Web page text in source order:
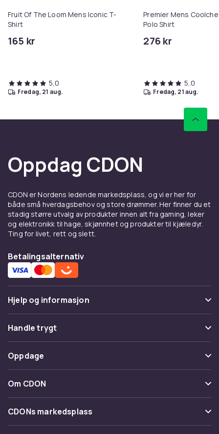
Fruit Of The Loom Mens Iconic T-
Shirt
165 kr
5,0
fredag, 21 aug.
Premier Mens
Polo Shirt
276 kr
5,0
fredag, 21 aug.
Oppdag CDON
CDON er Nordens ledende markedsplass, og vi er her for
både små hverdagsbehov og store drømmer. Her finner du et
stadig større utvalg av produkter innen alt fra gaming, leker
og elektronikk til hage, skjønnhet og produkter til kjæledyr.
Ting for livet, rett og slett.
Betalingsalternativ
Hjelp og informasjon
Vanlige spørsmål
Spor pakke
Angre & returner her
Kontakt oss
Handle trygt
Betaling
Levering
Tilbakekallinger
Oppdage
Kategorier
Varemerker
Om CDON
Om oss
Kundeanmeldelser
CDONs markedsplass